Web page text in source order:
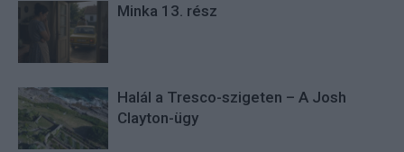
Minka 13. rész
Halál a Tresco-szigeten – A Josh
Clayton-ügy